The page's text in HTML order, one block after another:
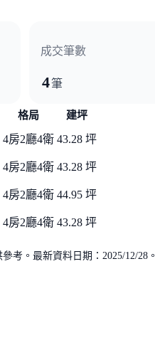
成交筆數
4筆
格局 建坪
4房2廳4衛 43.28 坪
4房2廳4衛 43.28 坪
4房2廳4衛 44.95 坪
4房2廳4衛 43.28 坪
考。最新資料日期：2025/12/28。